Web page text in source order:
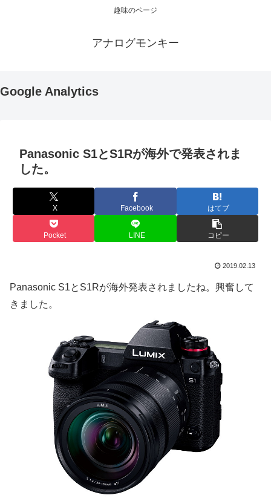
趣味のページ
アナログモンキー
Google Analytics
Panasonic S1とS1Rが海外で発表されま
した。
X Facebook はてブ
Pocket LINE コピー
2019.02.13
Panasonic S1とS1Rが海外発表されましたね。興奮して
きました。